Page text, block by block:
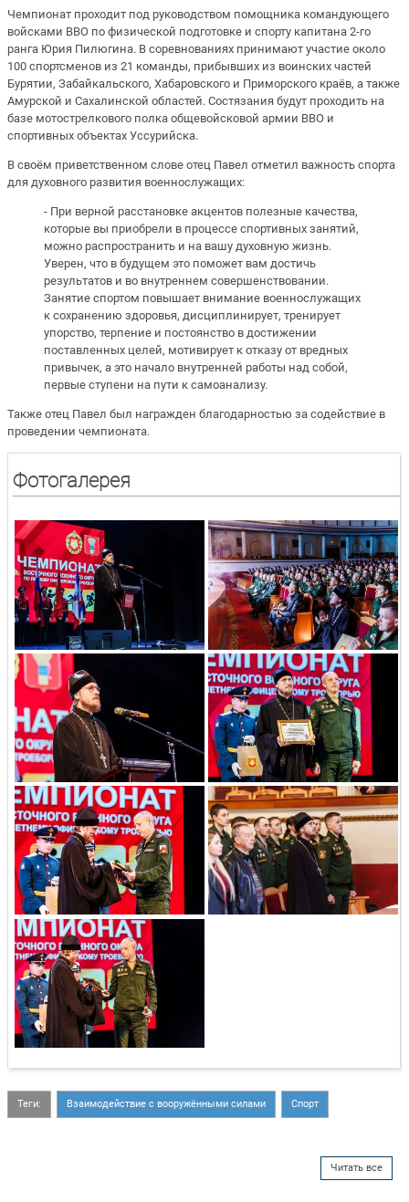
Чемпионат проходит под руководством помощника командующего
войсками ВВО по физической подготовке и спорту капитана 2-го
ранга Юрия Пилюгина. В соревнованиях принимают участие около
100 спортсменов из 21 команды, прибывших из воинских частей
Бурятии, Забайкальского, Хабаровского и Приморского краёв, а также
Амурской и Сахалинской областей. Состязания будут проходить на
базе мотострелкового полка общевойсковой армии ВВО и
спортивных объектах Уссурийска.
В своём приветственном слове отец Павел отметил важность спорта
для духовного развития военнослужащих:
- При верной расстановке акцентов полезные качества,
которые вы приобрели в процессе спортивных занятий,
можно распространить и на вашу духовную жизнь.
Уверен, что в будущем это поможет вам достичь
результатов и во внутреннем совершенствовании.
Занятие спортом повышает внимание военнослужащих
к сохранению здоровья, дисциплинирует, тренирует
упорство, терпение и постоянство в достижении
поставленных целей, мотивирует к отказу от вредных
привычек, а это начало внутренней работы над собой,
первые ступени на пути к самоанализу.
Также отец Павел был награжден благодарностью за содействие в
проведении чемпионата.
Фотогалерея
Теги: Взаимодействие с вооружёнными силами Спорт
Читать все